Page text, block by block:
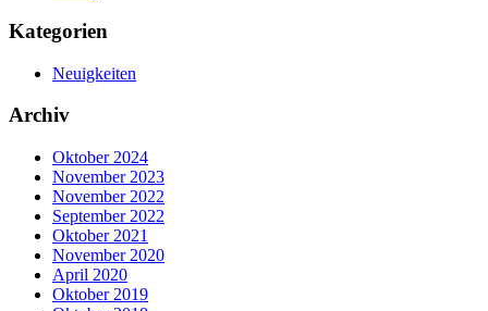
Kategorien
Neuigkeiten
Archiv
Oktober 2024
November 2023
November 2022
September 2022
Oktober 2021
November 2020
April 2020
Oktober 2019